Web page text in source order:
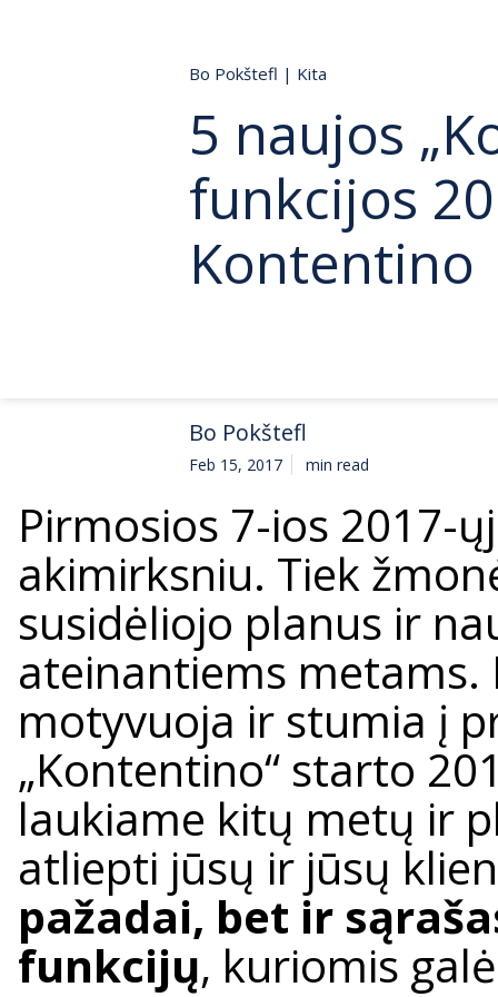
Bo Pokštefl | Kita
5 naujos
funkcijos
Kontentino
Bo Pokštefl
Feb 15, 2017 min read
Pirmosios 7-ios 2017-
akimirksniu. Tiek
susidėliojo planus ir
ateinantiems
motyvuoja ir stumia į
„Kontentino“ starto
laukiame kitų metų ir
atliepti jūsų ir jūsų
pažadai, bet ir
funkcijų, kuriomis